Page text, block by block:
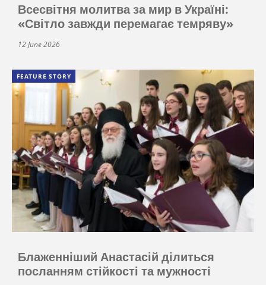
Всесвітня молитва за мир в Україні:
«Світло завжди перемагає темряву»
12 June 2026
FEATURE STORY
Блаженніший Анастасій ділиться
посланням стійкості та мужності